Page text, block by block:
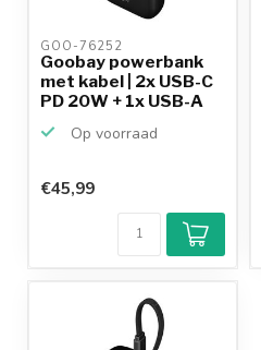
GOO-76252
Goobay powerbank
met kabel | 2x USB-C
PD 20W + 1x USB-A
Op voorraad
€45,99